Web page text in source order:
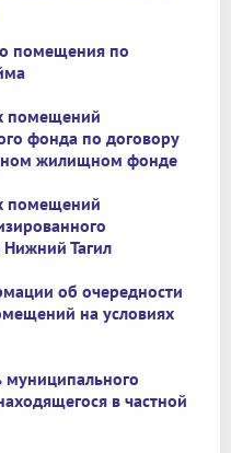
помещения по
помещений
фонда по договору
жилищном фонде
помещений
Тагил
об очередности
на условиях
муниципального
в частной